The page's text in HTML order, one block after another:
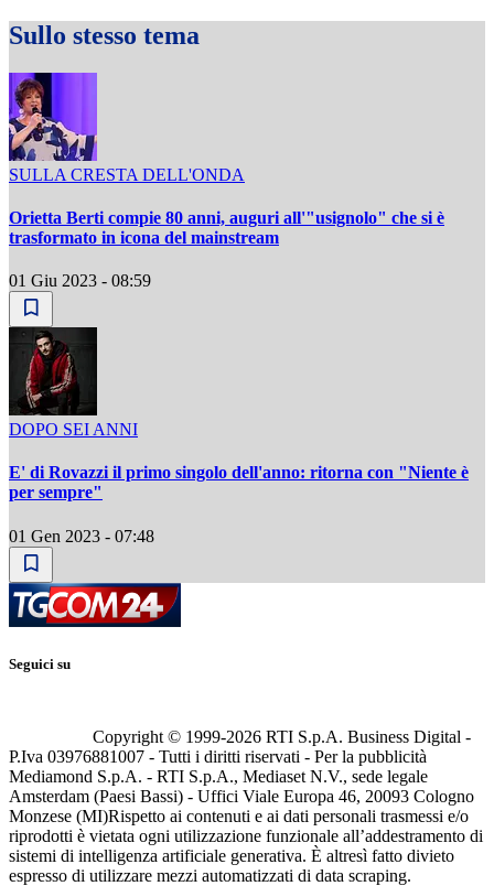
Sullo stesso tema
SULLA CRESTA DELL'ONDA
Orietta Berti compie 80 anni, auguri all'"usignolo" che si è
trasformato in icona del mainstream
01 Giu 2023 - 08:59
DOPO SEI ANNI
E' di Rovazzi il primo singolo dell'anno: ritorna con "Niente è
per sempre"
01 Gen 2023 - 07:48
Seguici su
Copyright © 1999-2026 RTI S.p.A. Business Digital -
P.Iva 03976881007 - Tutti i diritti riservati - Per la pubblicità
Mediamond S.p.A. - RTI S.p.A., Mediaset N.V., sede legale
Amsterdam (Paesi Bassi) - Uffici Viale Europa 46, 20093 Cologno
Monzese (MI)Rispetto ai contenuti e ai dati personali trasmessi e/o
riprodotti è vietata ogni utilizzazione funzionale all’addestramento di
sistemi di intelligenza artificiale generativa. È altresì fatto divieto
espresso di utilizzare mezzi automatizzati di data scraping.